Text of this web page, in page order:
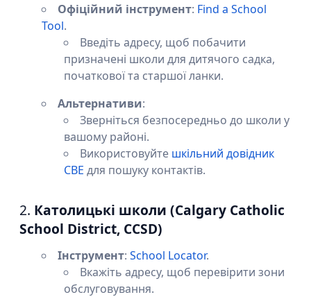
Офіційний інструмент: Find a School
Tool.
Введіть адресу, щоб побачити
призначені школи для дитячого садка,
початкової та старшої ланки.
Альтернативи:
Зверніться безпосередньо до школи у
вашому районі.
Використовуйте шкільний довідник
CBE для пошуку контактів.
2. Католицькі школи (Calgary Catholic
School District, CCSD)
Інструмент: School Locator.
Вкажіть адресу, щоб перевірити зони
обслуговування.